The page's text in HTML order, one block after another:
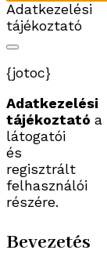
Adatkezelési
tájékoztató
{jotoc}
Adatkezelési
tájékoztató a
látogatói
és
regisztrált
felhasználói
részére.
Bevezetés